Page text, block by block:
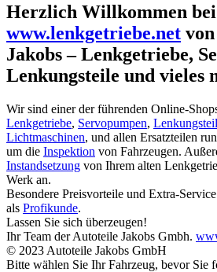
Herzlich Willkommen bei
www.lenkgetriebe.net
Jakobs – Lenkgetriebe,
Lenkungsteile und vieles
Wir sind einer der führenden Online-
Lenkgetriebe, Servopumpen,
Lichtmaschinen, und allen Ersatzteilen
um die Inspektion von Fahrzeugen.
Instandsetzung von Ihrem alten
Werk an.
Besondere Preisvorteile und Extra-
als Profikunde.
Lassen Sie sich überzeugen!
Ihr Team der Autoteile Jakobs Gmbh.
© 2023 Autoteile Jakobs GmbH
Bitte wählen Sie Ihr Fahrzeug, bevor Sie